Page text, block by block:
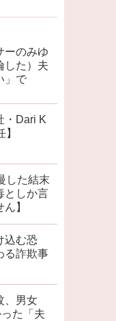
ーのみゆ
した）夫
」で
・Dari K
した結末
としか言
ん】
込む恐
る詐欺事
、男女
た「夫